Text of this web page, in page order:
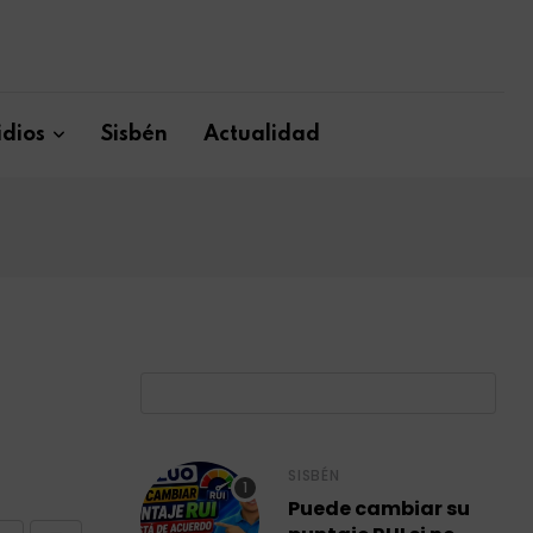
Sisbén Actualidad
SISBÉN
Puede cambiar su